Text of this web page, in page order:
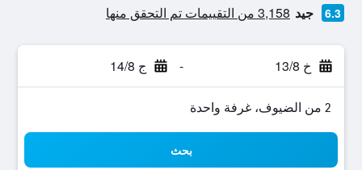
6.3 جيد 3,158 من التقييمات تم التحقق منها
خ 13/8 - ج 14/8
2 من الضيوف، غرفة واحدة
بحث